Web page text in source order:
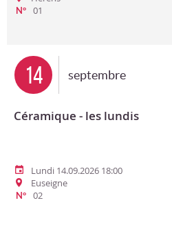
N°
01
14 septembre
Céramique - les lundis
Lundi 14.09.2026 18:00
Euseigne
N°
02